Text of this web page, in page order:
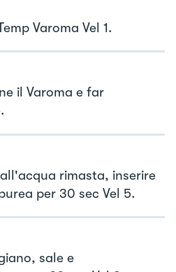
Varoma Vel 1.
il Varoma e far
rimasta, inserire
per 30 sec Vel 5.
sale e